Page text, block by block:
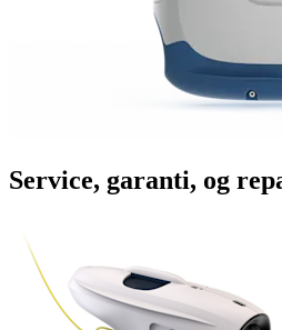
Service, garanti, og